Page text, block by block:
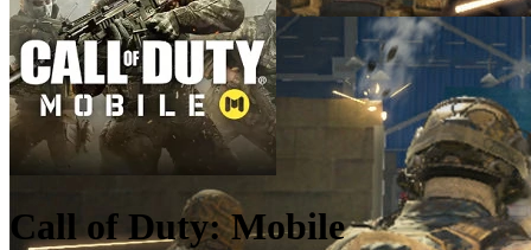
Call of Duty: Mobile